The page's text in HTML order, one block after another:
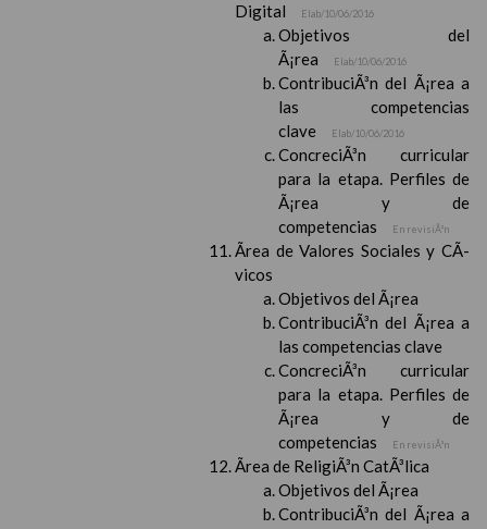
Digital
Elab/10/06/2016
Objetivos del
Ã¡rea
Elab/10/06/2016
ContribuciÃ³n del Ã¡rea a
las competencias
clave
Elab/10/06/2016
ConcreciÃ³n curricular
para la etapa. Perfiles de
Ã¡rea y de
competencias
En revisiÃ³n
Ãrea de Valores Sociales y CÃ­
vicos
Objetivos del Ã¡rea
ContribuciÃ³n del Ã¡rea a
las competencias clave
ConcreciÃ³n curricular
para la etapa. Perfiles de
Ã¡rea y de
competencias
En revisiÃ³n
Ãrea de ReligiÃ³n CatÃ³lica
Objetivos del Ã¡rea
ContribuciÃ³n del Ã¡rea a